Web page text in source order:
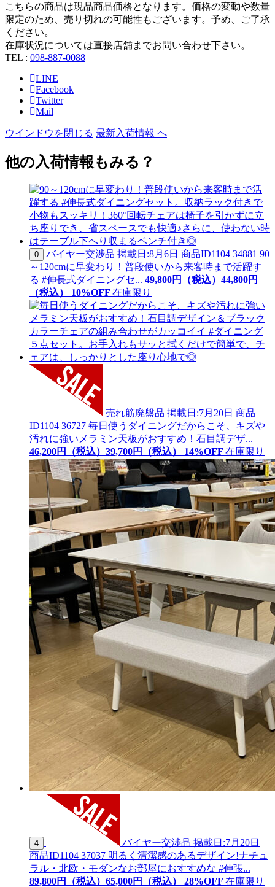
こちらの商品は現品商品価格となります。価格の変動や数量
限定のため、売り切れの可能性もございます。予め、ご了承
ください。
在庫状況については直接店舗までお問い合わせ下さい。
TEL : 098-887-0088
LINE
Facebook
Twitter
Mail
ウインドウを閉じる 最新入荷情報 へ
他の入荷情報もみる？
0 バイヤー交渉品 掲載日:8月6日 商品ID1104 34881 90
～120cmに早変わり！普段使いから来客時まで活躍す
る #伸長式ダイニングセ... 49,800円（税込） 44,800円
（税込）
10%OFF 在庫限り
売れ筋廃盤品 掲載日:7月20日 商品
ID1104 36727 毎日使うダイニングだからこそ、キズや
汚れに強いメラミン天板がおすすめ！石目調デザ...
46,200円（税込） 39,700円（税込） 14%OFF 在庫限り
4 バイヤー交渉品 掲載日:7月20日
商品ID1104 37037 明るく清潔感のあるデザイン!ナチュ
ラル・北欧・モダンなお部屋におすすめな #伸張...
89,800円（税込） 65,000円（税込） 28%OFF 在庫限り